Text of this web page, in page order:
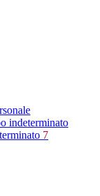
indeterminato
7